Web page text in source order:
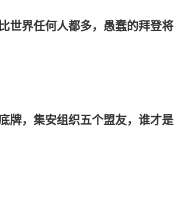
世界任何人都多，愚蠢的拜登将
牌，集安组织五个盟友，谁才是